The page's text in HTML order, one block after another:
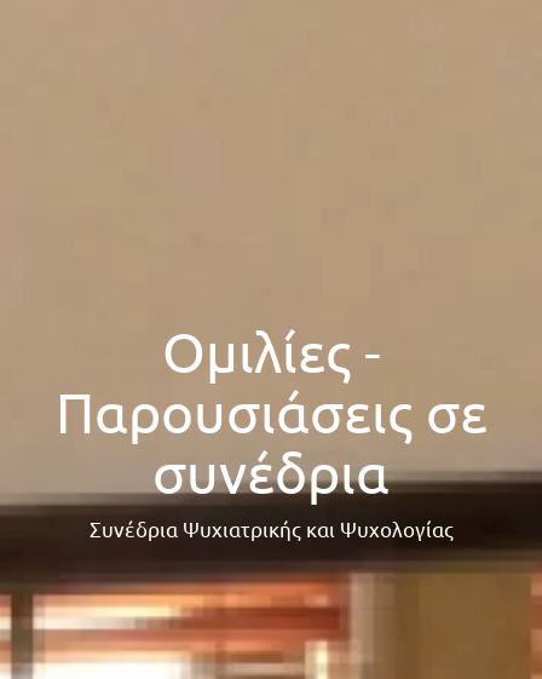
Ομιλίες -
Παρουσιάσεις σε
συνέδρια
Συνέδρια Ψυχιατρικής και Ψυχολογίας